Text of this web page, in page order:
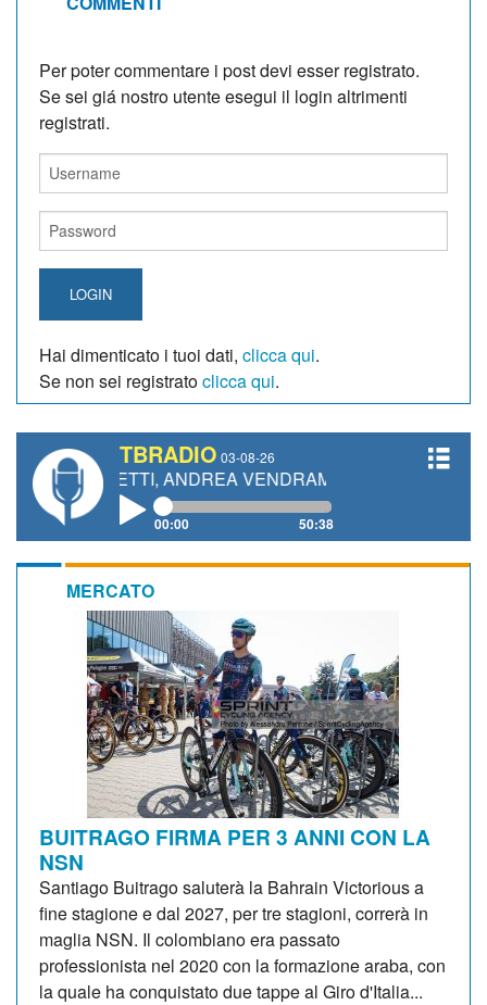
Per poter commentare i post devi esser registrato.
Se sei giá nostro utente esegui il login altrimenti
registrati.
LOGIN
Hai dimenticato i tuoi dati, clicca qui.
Se non sei registratoclicca qui.
TBRADIO 03-08-26
ANDREA VENDRAME, FILIPPO FIORELLI
00:00 50:38
MERCATO
BUITRAGO FIRMA PER 3 ANNI CON LA
NSN
Santiago Buitrago saluterà la Bahrain Victorious a
fine stagione e dal 2027, per tre stagioni, correrà in
maglia NSN. Il colombiano era passato
professionista nel 2020 con la formazione araba, con
la quale ha conquistato due tappe al Giro d'Italia...